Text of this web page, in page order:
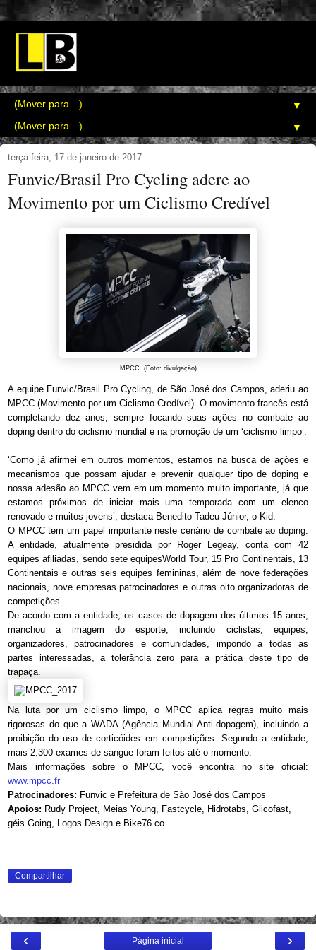
▼
▼
terça-feira, 17 de janeiro de 2017
Funvic/Brasil Pro Cycling adere ao
Movimento por um Ciclismo Credível
MPCC. (Foto: divulgação)
A equipe Funvic/Brasil Pro Cycling, de São José dos Campos, aderiu ao
MPCC (Movimento por um Ciclismo Credível). O movimento francês está
completando dez anos, sempre focando suas ações no combate ao
doping dentro do ciclismo mundial e na promoção de um ‘ciclismo limpo’.
‘Como já afirmei em outros momentos, estamos na busca de ações e
mecanismos que possam ajudar e prevenir qualquer tipo de doping e
nossa adesão ao MPCC vem em um momento muito importante, já que
estamos próximos de iniciar mais uma temporada com um elenco
renovado e muitos jovens’, destaca Benedito Tadeu Júnior, o Kid.
O MPCC tem um papel importante neste cenário de combate ao doping.
A entidade, atualmente presidida por Roger Legeay, conta com 42
equipes afiliadas, sendo sete equipesWorld Tour, 15 Pro Continentais, 13
Continentais e outras seis equipes femininas, além de nove federações
nacionais, nove empresas patrocinadores e outras oito organizadoras de
competições.
De acordo com a entidade, os casos de dopagem dos últimos 15 anos,
manchou a imagem do esporte, incluindo ciclistas, equipes,
organizadores, patrocinadores e comunidades, impondo a todas as
partes interessadas, a tolerância zero para a prática deste tipo de
trapaça.
Na luta por um ciclismo limpo, o MPCC aplica regras muito mais
rigorosas do que a WADA (Agência Mundial Anti-dopagem), incluindo a
proibição do uso de corticóides em competições. Segundo a entidade,
mais 2.300 exames de sangue foram feitos até o momento.
Mais informações sobre o MPCC, você encontra no site oficial:
www.mpcc.fr
Patrocinadores: Funvic e Prefeitura de São José dos Campos
Apoios: Rudy Project, Meias Young, Fastcycle, Hidrotabs, Glicofast,
géis Going, Logos Design e Bike76.co
Compartilhar
‹ ›
Página inicial